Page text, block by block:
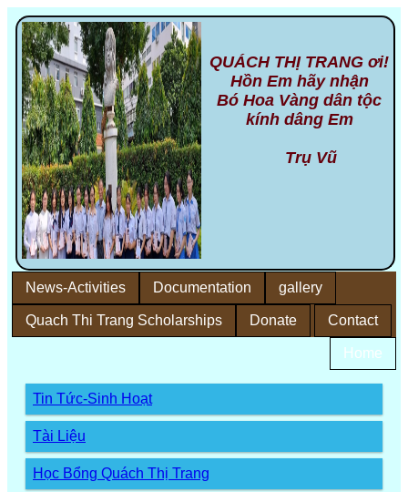
QUÁCH THỊ TRANG ơi!
Hồn Em hãy nhận
Bó Hoa Vàng dân tộc
kính dâng Em
Trụ Vũ
News-Activities Documentation
Quach Thi Trang Scholarships
gallery
Donate Contact
Home
Tin Tức-Sinh Hoạt
Tài Liệu
Học Bổng Quách Thị Trang